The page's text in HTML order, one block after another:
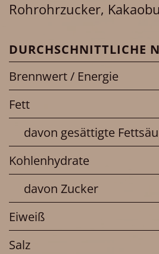
Rohrohrzucker,
DURCHSCHNITTLICHE
Brennwert / Energie
Fett
davon gesättigte
Kohlenhydrate
davon Zucker
Eiweiß
Salz